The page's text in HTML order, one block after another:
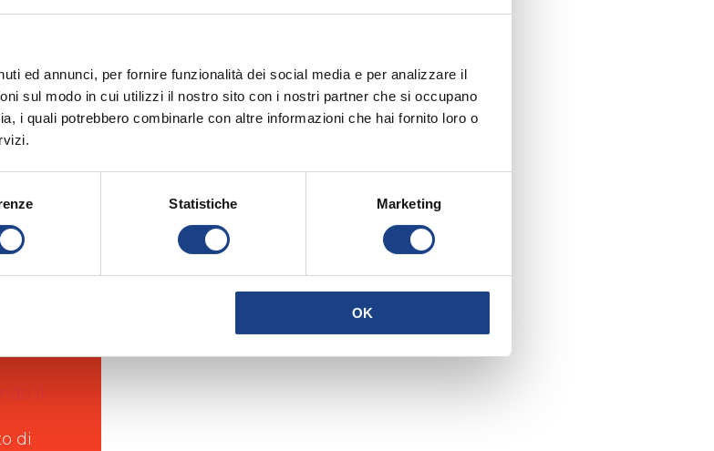
ed annunci, per fornire funzionalità dei social media e per analizzare il
sul modo in cui utilizzi il nostro sito con i nostri partner che si occupano
i quali potrebbero combinarle con altre informazioni che hai fornito loro o
Statistiche Marketing
OK
la nostra Segreteria
il
di